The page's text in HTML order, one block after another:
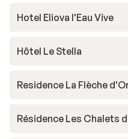
Hotel Eliova l'Eau Vive
Hôtel Le Stella
Residence La Flèche
Résidence Les Chalets